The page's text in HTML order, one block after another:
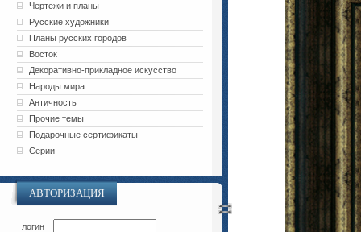
Чертежи и планы
Русские художники
Планы русских городов
Восток
Декоративно-прикладное искусство
Народы мира
Античность
Прочие темы
Подарочные сертификаты
Серии
АВТОРИЗАЦИЯ
логин